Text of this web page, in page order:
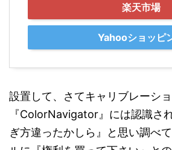
楽天市場
Yahooショッピ
設置して、さてキャリブレーシ
『ColorNavigator』には認識
ぎ方違ったかしら』と思い調べ